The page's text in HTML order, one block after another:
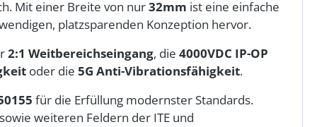
Mit einer Breite von nur32mm ist eine einfache
platzsparenden Konzeption hervor.
2:1 Weitbereichseingang, die 4000VDC IP-OP
oder die 5G Anti-Vibrationsfähigkeit.
für die Erfüllung modernster Standards.
weiteren Feldern der ITE und